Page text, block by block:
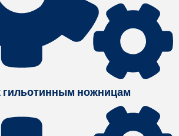
гильотинным ножницам